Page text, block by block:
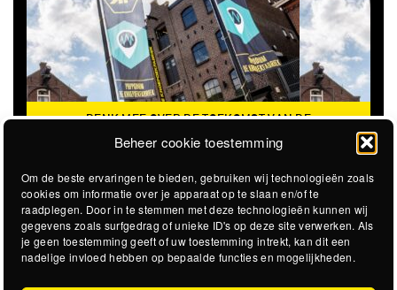
Beheer cookie toestemming
Om de beste ervaringen te bieden, gebruiken wij technologieën zoals
cookies om informatie over je apparaat op te slaan en/of te
raadplegen. Door in te stemmen met deze technologieën kunnen wij
gegevens zoals surfgedrag of unieke ID's op deze site verwerken. Als
je geen toestemming geeft of uw toestemming intrekt, kan dit een
nadelige invloed hebben op bepaalde functies en mogelijkheden.
DENK MEE OVER DE TOEKOMST VAN DE
KROEPOEKFABRIEK